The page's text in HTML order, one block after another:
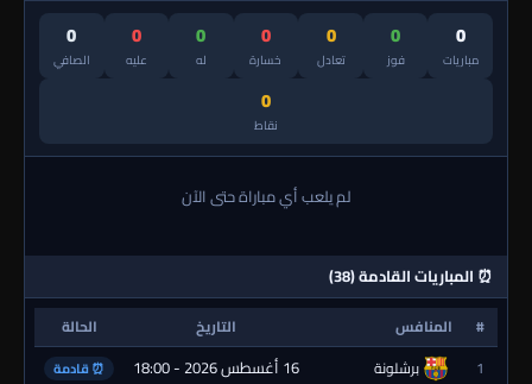
0
مباريات
0
فوز
0
تعادل
0
خسارة
0
له
0
عليه
0
الصافي
0
نقاط
لم يلعب أي مباراة حتى الآن
⏰ المباريات القادمة (38)
# المنافس التاريخ
الحالة
1
برشلونة 16 أغسطس 2026 - 18:00 ⏰ قادمة